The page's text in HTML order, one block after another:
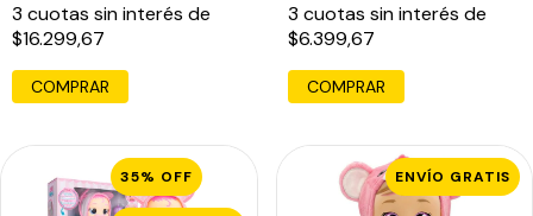
3 cuotas sin interés de
$16.299,67
COMPRAR
3 cuotas sin interés de
$6.399,67
COMPRAR
35% OFF ENVÍO GRATIS